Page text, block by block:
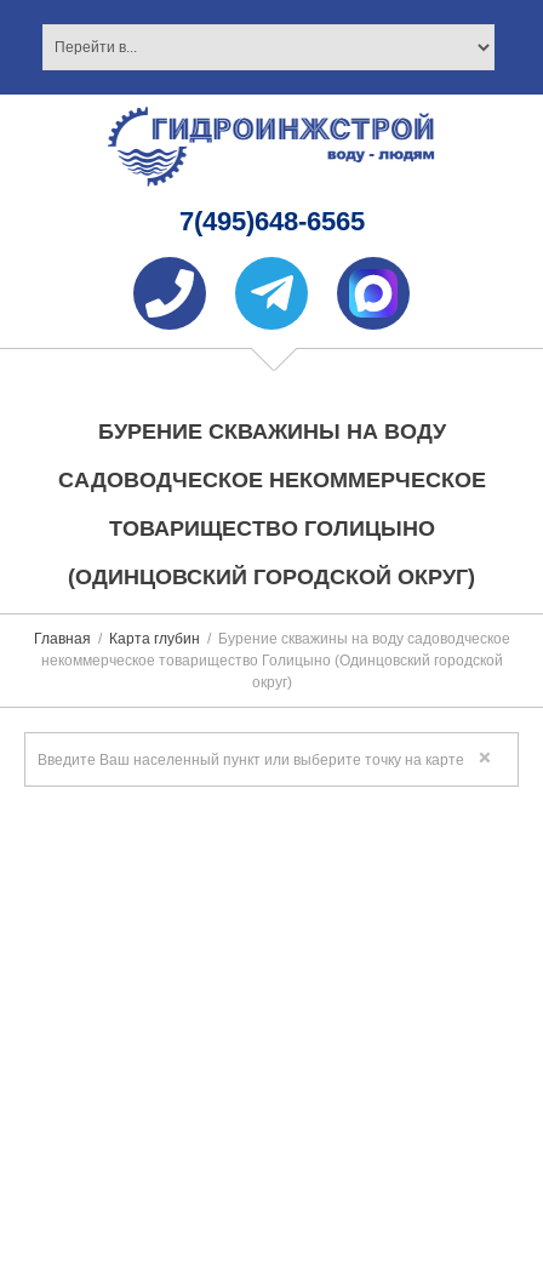
7(495)648-6565
БУРЕНИЕ СКВАЖИНЫ НА ВОДУ
САДОВОДЧЕСКОЕ НЕКОММЕРЧЕСКОЕ
ТОВАРИЩЕСТВО ГОЛИЦЫНО
(ОДИНЦОВСКИЙ ГОРОДСКОЙ ОКРУГ)
Главная Карта глубин
Бурение скважины на воду садоводческое
некоммерческое товарищество Голицыно (Одинцовский городской
округ)